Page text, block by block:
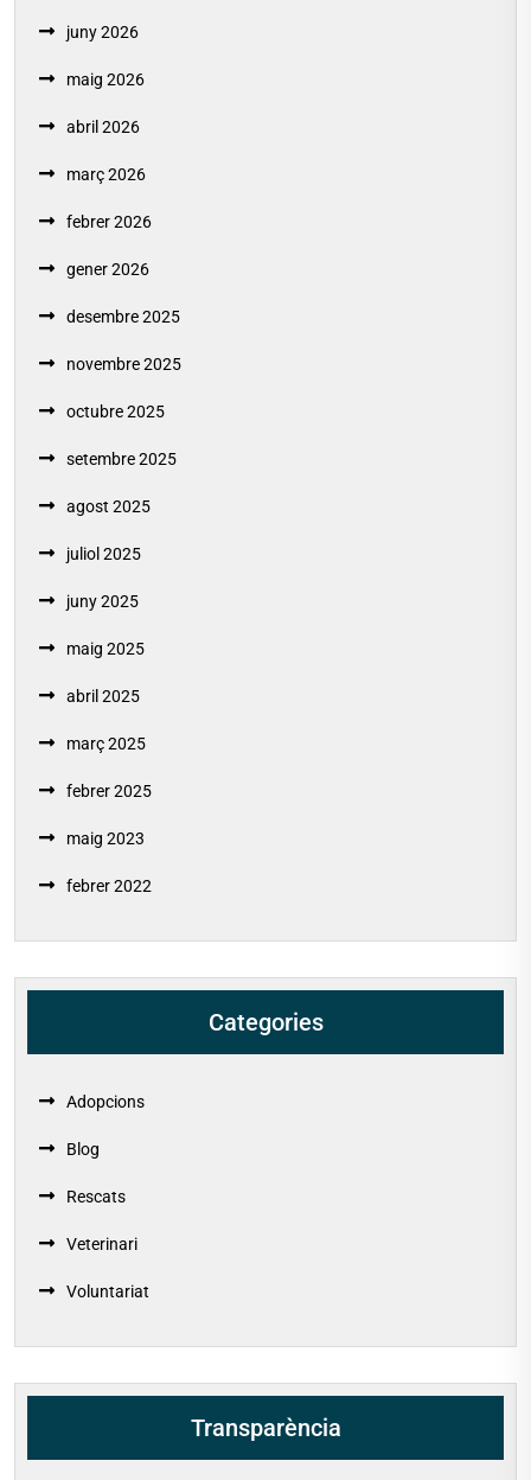
juny 2026
maig 2026
abril 2026
març 2026
febrer 2026
gener 2026
desembre 2025
novembre 2025
octubre 2025
setembre 2025
agost 2025
juliol 2025
juny 2025
maig 2025
abril 2025
març 2025
febrer 2025
maig 2023
febrer 2022
Categories
Adopcions
Blog
Rescats
Veterinari
Voluntariat
Transparència